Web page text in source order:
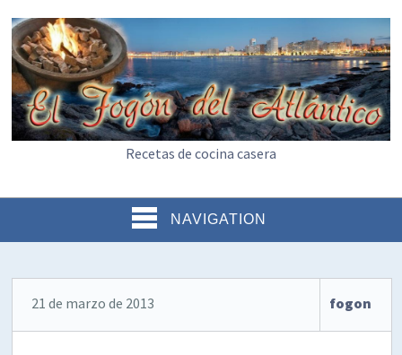
Recetas de cocina casera
NAVIGATION
21 de marzo de 2013 fogon